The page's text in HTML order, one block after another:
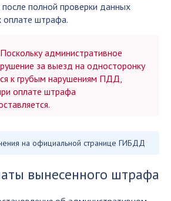
после полной проверки данных
оплате штрафа.
Поскольку административное
за выезд на односторонку
к грубым нарушениям ПДД,
оплате штрафа
на официальной странице ГИБДД
вынесенного штрафа